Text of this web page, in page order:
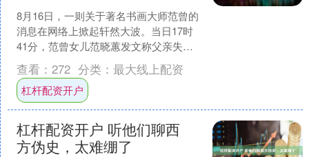
8月16日，一则关于著名书画大师范曾的
消息在网络上掀起轩然大波。当日17时
41分，范曾女儿范晓蕙发文称父亲失
联，矛头直指范曾的第四任妻子徐萌，
称父亲被徐萌带离住....
查看： 272 分类： 最大线上配资
杠杆配资开户
杠杆配资开户 听他们聊西
方伪史，太难绷了